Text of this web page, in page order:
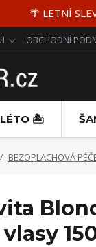
🌴 LETNÍ
OBCHODNÍ
LÉTO 🏝️
BEZOPLACHOVÁ